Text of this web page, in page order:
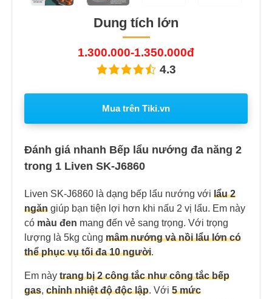
Dung tích lớn
1.300.000-1.350.000đ
4.3
Mua trên Tiki.vn
Đánh giá nhanh Bếp lẩu nướng đa năng 2
trong 1 Liven SK-J6860
Liven SK-J6860 là dạng bếp lẩu nướng với lẩu 2
ngăn giúp bạn tiện lợi hơn khi nấu 2 vị lẩu. Em này
có màu đen mang đến vẻ sang trọng. Với trọng
lượng là 5kg cùng mâm nướng và nồi lẩu lớn có
thể phục vụ tối đa 10 người.
Em này trang bị 2 công tắc như công tắc bếp
gas, chỉnh nhiệt độ độc lập. Với 5 mức